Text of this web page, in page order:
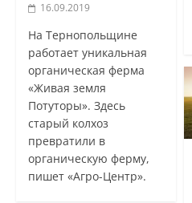
16.09.2019
На Тернопольщине
работает уникальная
органическая ферма
«Живая земля
Потуторы». Здесь
старый колхоз
превратили в
органическую ферму,
пишет «Агро-Центр».